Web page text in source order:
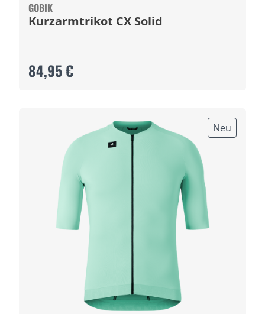
GOBIK
Kurzarmtrikot CX Solid
84,95 €
Neu